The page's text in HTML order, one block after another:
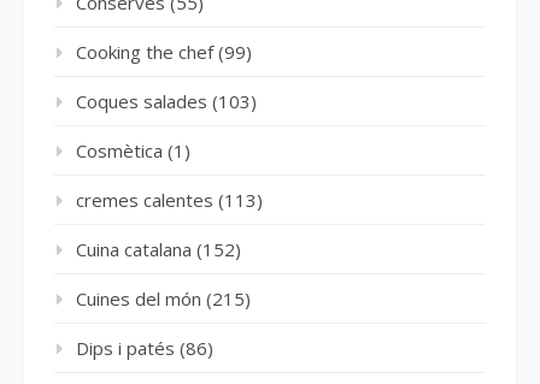
Cooking the chef(99)
Coques salades (103)
Cosmètica (1)
cremes calentes (113)
Cuina catalana (152)
Cuines del món (215)
Dips i patés (86)